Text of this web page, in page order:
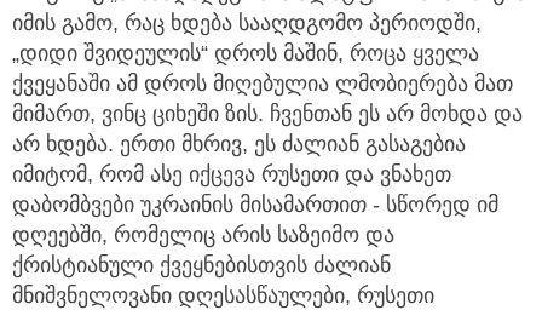
იმის გამო, რაც ხდება სააღდგომო პერიოდში,
„დიდი შვიდეულის“ დროს მაშინ, როცა ყველა
ქვეყანაში ამ დროს მიღებულია ლმობიერება მათ
მიმართ, ვინც ციხეში ზის. ჩვენთან ეს არ მოხდა და
არ ხდება. ერთი მხრივ, ეს ძალიან გასაგებია
იმიტომ, რომ ასე იქცევა რუსეთი და ვნახეთ
დაბომბვები უკრაინის მისამართით - სწორედ იმ
დღეებში, რომელიც არის საზეიმო და
ქრისტიანული ქვეყნებისთვის ძალიან
მნიშვნელოვანი დღესასწაულები, რუსეთი